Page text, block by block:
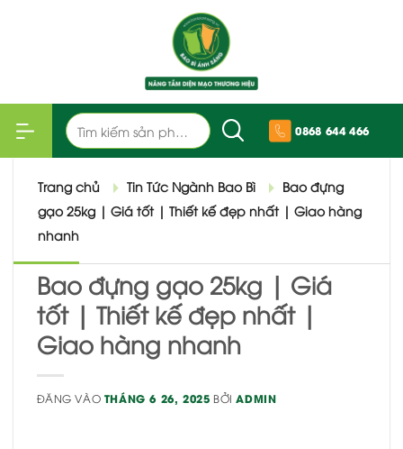
Tìm
kiếm:
0868 644 466
Trang chủ Tin Tức Ngành Bao Bì
Bao đựng
gạo 25kg | Giá tốt | Thiết kế đẹp nhất | Giao hàng
nhanh
Bao đựng gạo 25kg | Giá
tốt | Thiết kế đẹp nhất |
Giao hàng nhanh
ĐĂNG VÀO THÁNG 6 26, 2025 BỞIADMIN